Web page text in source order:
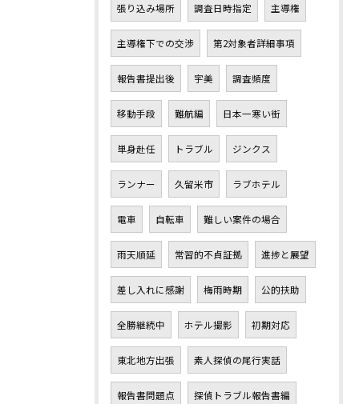
張り込み場所 調査日時指定 主導権
主導権下での交渉 第2対象者詳細事項
報告書提出後 宇美 調査頻度
移動手段 難航編 日本一寒い街
単身赴任 トラブル ジンクス
ランナー 久留米市 ラブホテル
電車 自転車 難しい案件の場合
雨天順延 常習的不貞証拠 進捗と展望
差し入れに感謝 梅雨時期 公的扶助
全勝継続中 ホテル撮影 初期対応
東北地方出張 素人探偵の尾行実話
報告書問題点 探偵トラブル報告書編